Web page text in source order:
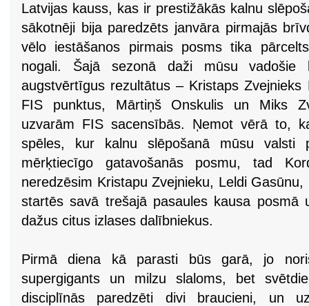
Latvijas kauss, kas ir prestižākās kalnu
sākotnēji bija paredzēts janvāra pirmajās
vēlo iestāšanos pirmais posms tika
nogali. Šajā sezonā daži mūsu vadošie
augstvērtīgus rezultātus – Kristaps
FIS punktus, Mārtiņš Onskulis un Miks
uzvarām FIS sacensībās. Ņemot vērā to,
spēles, kur kalnu slēpošanā mūsu valsti
mērķtiecīgo gatavošanās posmu, tad
neredzēsim Kristapu Zvejnieku, Leldi
startēs savā trešajā pasaules kausa
dažus citus izlases dalībniekus.
Pirmā diena kā parasti būs garā, jo
supergigants un milzu slaloms, bet
disciplīnās paredzēti divi braucieni, un